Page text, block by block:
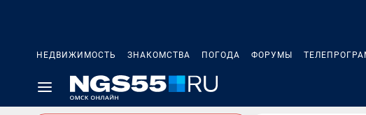
НЕДВИЖИМОСТЬ ЗНАКОМСТВА ПОГОДА ФОРУМЫ